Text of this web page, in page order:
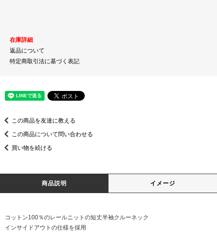
在庫詳細
返品について
特定商取引法に基づく表記
この商品を友達に教える
この商品について問い合わせる
買い物を続ける
商品説明 イメージ
コットン100％のレールニットの短丈半袖クルーネック
インサイドアウトの仕様を採用